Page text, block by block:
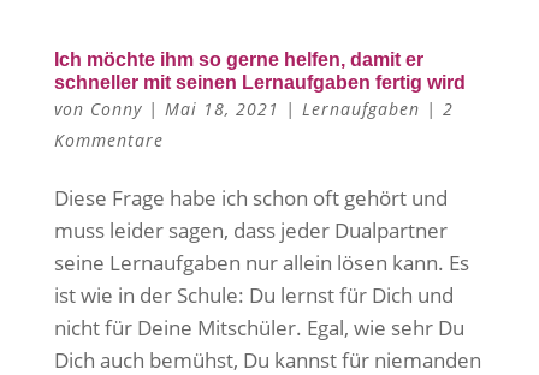
Ich möchte ihm so gerne helfen, damit er
schneller mit seinen Lernaufgaben fertig wird
von Conny| Mai 18, 2021 | Lernaufgaben | 2
Kommentare
Diese Frage habe ich schon oft gehört und
muss leider sagen, dass jeder Dualpartner
seine Lernaufgaben nur allein lösen kann. Es
ist wie in der Schule: Du lernst für Dich und
nicht für Deine Mitschüler. Egal, wie sehr Du
Dich auch bemühst, Du kannst für niemanden